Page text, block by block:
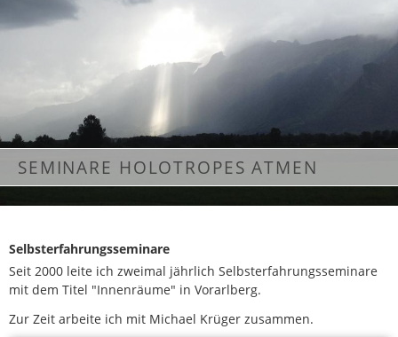
SEMINARE HOLOTROPES ATMEN
Selbsterfahrungsseminare
Seit 2000 leite ich zweimal jährlich Selbsterfahrungsseminare
mit dem Titel "Innenräume" in Vorarlberg.
Zur Zeit arbeite ich mit Michael Krüger zusammen.